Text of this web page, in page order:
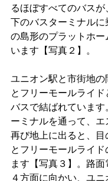
るほぼすべてのバス
下のバスターミナル
の島形のプラットホー
います【写真２】。
ユニオン駅と市街地
とフリーモールライ
バスで結ばれています
ーミナルを通って、
再び地上に出ると、
とフリーモールライド
ます【写真３】。路面
４方面に向かい、ユ